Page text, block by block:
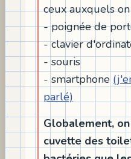
ceux auxquels
- poignée de
- clavier
- souris
- smartphone
parlé)
Globalement,
cuvette des